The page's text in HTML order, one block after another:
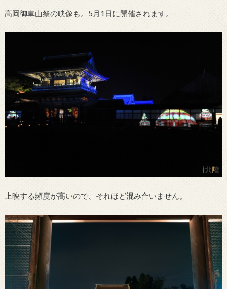
高岡御車山祭の映像も。5月1日に開催されます。
上映する頻度が高いので、それほど混み合いません。